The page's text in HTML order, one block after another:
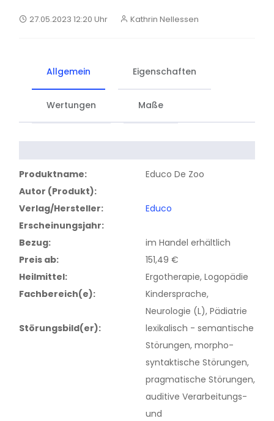
INNERE
NEUROLOGIE (E)
Paresen der Beine bzw. Füße
Hemianopsie/Neglect
PSYCHIATRIE
Verhaltensstörung
Depression
GERIATRIE
SONSTIGES
kognitives Hirnleistungstraining
morpho-syntaktische Störungen
LRS
Literacy Kindergarten
STIMME
funktionelle Stimmstörungen
Laryngektomie
Atmung
Poltern
Aphasie und kognitive Dysphasie
27.05.2023 12:20 Uhr Kathrin Nellessen
Allgemein Eigenschaften
Wertungen Maße
Produktname:
Educo De Zoo
Autor (Produkt):
Verlag/Hersteller:
Educo
Erscheinungsjahr:
Bezug:
im Handel erhältlich
Preis ab:
151,49 €
Heilmittel:
Ergotherapie, Logopädie
Fachbereich(e):
Kindersprache,
Neurologie (L), Pädiatrie
Störungsbild(er):
lexikalisch - semantische
Störungen, morpho-
syntaktische Störungen,
pragmatische Störungen,
auditive Verarbeitungs-
und